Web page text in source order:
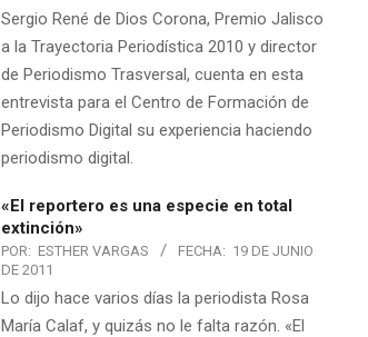
Sergio René de Dios Corona, Premio Jalisco
a la Trayectoria Periodística 2010 y director
de Periodismo Trasversal, cuenta en esta
entrevista para el Centro de Formación de
Periodismo Digital su experiencia haciendo
periodismo digital.
«El reportero es una especie en total
extinción»
POR: ESTHER VARGAS FECHA: 19 DE JUNIO
DE 2011
Lo dijo hace varios días la periodista Rosa
María Calaf, y quizás no le falta razón. «El